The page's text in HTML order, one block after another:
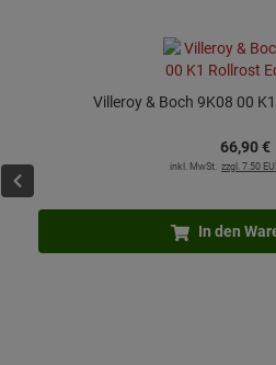
Villeroy & Boch 9K08 00
66,90€
inkl. MwSt. zzgl. 7.50
In den